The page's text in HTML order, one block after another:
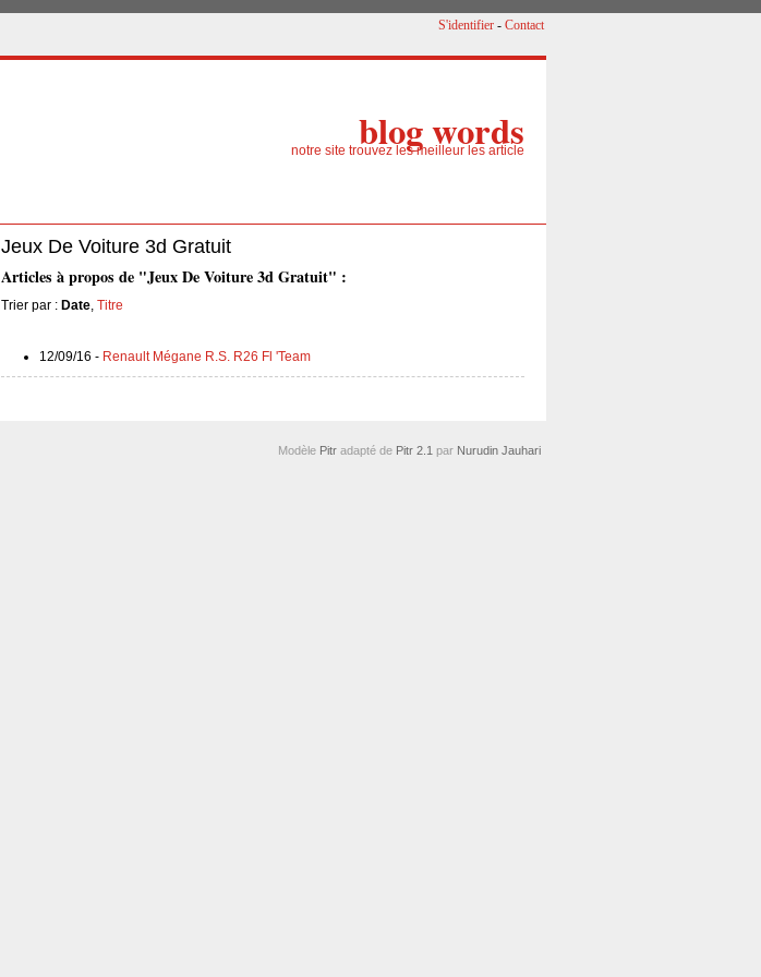
S'identifier - Contact
blog words
notre site trouvez les meilleur les article
Jeux De Voiture 3d Gratuit
Articles à propos de "Jeux De Voiture 3d Gratuit" :
Trier par : Date, Titre
12/09/16 - Renault Mégane R.S. R26 Fl 'Team
Modèle Pitr adapté de Pitr 2.1 par Nurudin Jauhari